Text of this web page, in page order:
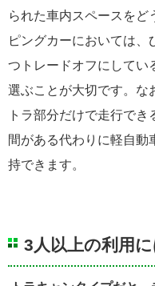
られた車内スペースをど
ピングカーにおいては、
つトレードオフにしてい
選ぶことが大切です。な
トラ部分だけで走行で
間がある代わりに軽自動
持できます。
3人以上の利用